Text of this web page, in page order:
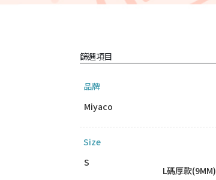
篩選項目
品牌
Miyaco
Size
S
L碼厚款(9MM)